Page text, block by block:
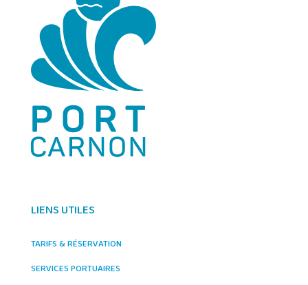
LIENS UTILES
TARIFS & RÉSERVATION
SERVICES PORTUAIRES